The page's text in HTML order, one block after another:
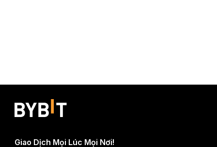
Giao Dịch Mọi Lúc Mọi Nơi!